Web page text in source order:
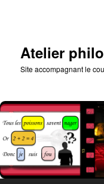
Atelier philo
Site accompagnant le